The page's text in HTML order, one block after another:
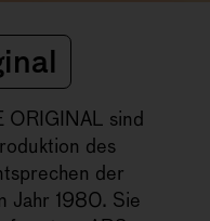
ORIGINAL sind
des
der
Jahr 1980. Sie